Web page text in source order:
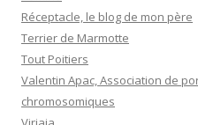
Réceptacle, le blog de mon père
Terrier de Marmotte
Tout Poitiers
Valentin Apac, Association de
chromosomiques